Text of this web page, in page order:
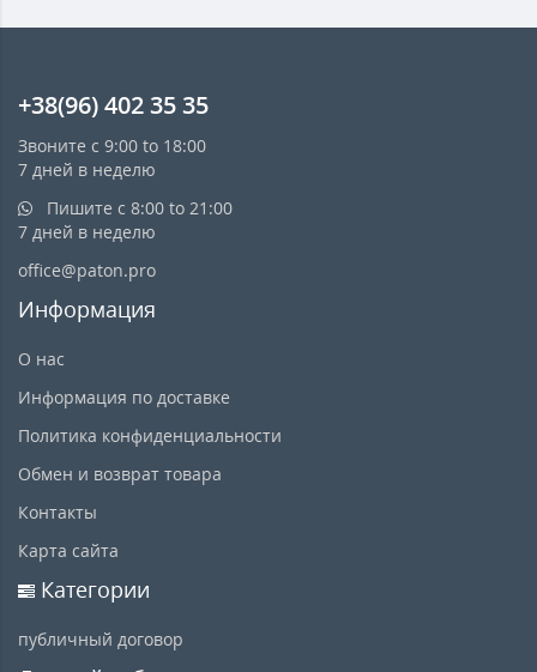
+38(96) 402 35 35
Звоните с 9:00 to 18:00
7 дней в неделю
Пишите с 8:00 to 21:00
7 дней в неделю
office@paton.pro
Информация
О нас
Информация по доставке
Политика конфиденциальности
Обмен и возврат товара
Контакты
Карта сайта
Категории
публичный договор